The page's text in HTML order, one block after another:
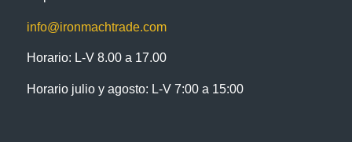
info@ironmachtrade.com
Horario: L-V 8.00 a 17.00
Horario julio y agosto: L-V 7:00 a 15:00